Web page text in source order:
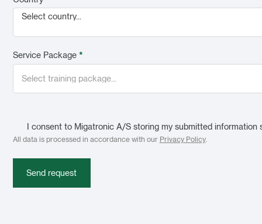
Select country...
Service Package *
I consent to Migatronic A/S storing my submitted information
All data is processed in accordance with our Privacy Policy.
Send request